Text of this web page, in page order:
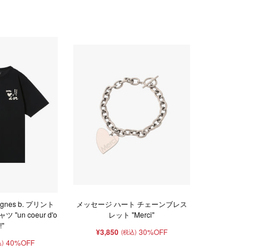
b. プリント
ツ "un coeur d'o
) 40%OFF
メッセージ ハート チェーンブレス
レット "Merci"
¥3,850 (税込) 30%OFF